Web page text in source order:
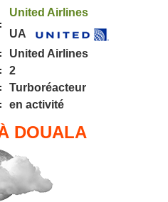
United Airlines
UA
United Airlines
2
Turboréacteur
en activité
DOUALA